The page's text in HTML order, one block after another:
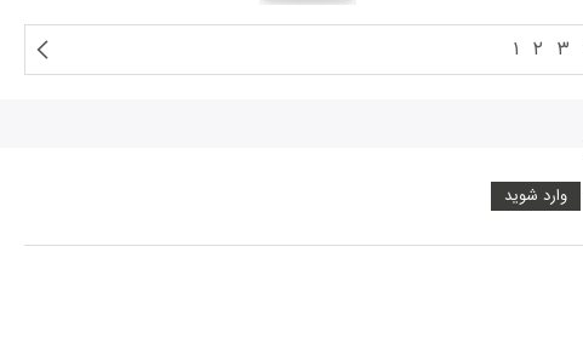
۱ ۲ ۳
وارد شوید